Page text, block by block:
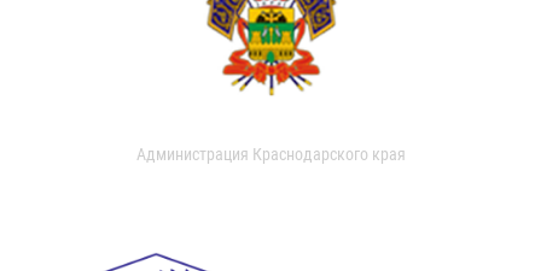
Администрация Краснодарского края